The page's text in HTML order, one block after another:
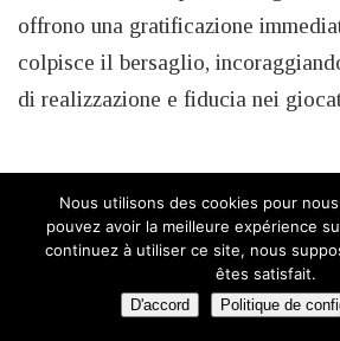
offrono una gratificazione
colpisce il bersaglio,
di realizzazione e fiducia nei
11 Smartwatch
Giocattoli tecnologici per
Nous utilisons des cookies pour
pouvez avoir la meilleure expérience
continuez à utiliser ce site, nous
êtes satisfait.
D'accord Politique de